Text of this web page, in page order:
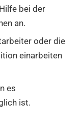
bei der
an.
oder die
einarbeiten
es
ist.